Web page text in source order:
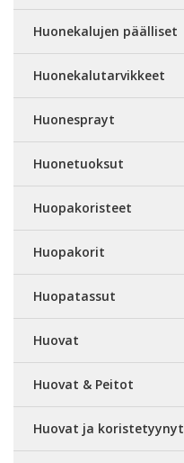
Huonekalujen päälliset
Huonekalutarvikkeet
Huonesprayt
Huonetuoksut
Huopakoristeet
Huopakorit
Huopatassut
Huovat
Huovat & Peitot
Huovat ja koristetyynyt